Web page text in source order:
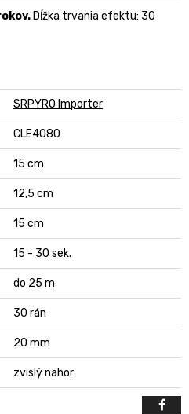
Dĺžka trvania efektu: 30
SRPYRO Importer
CLE4080
15 cm
12,5 cm
15 cm
15 - 30 sek.
do 25 m
30 rán
20 mm
zvislý nahor